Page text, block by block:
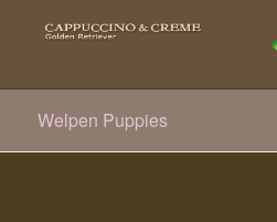
Welpen Puppies